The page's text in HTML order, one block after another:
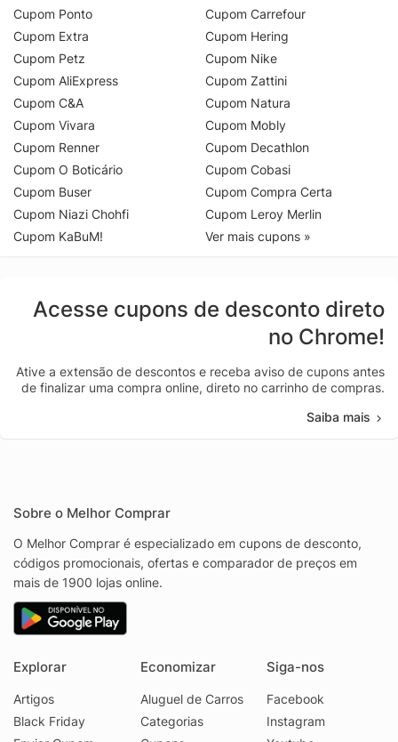
Cupom Ponto
Cupom Extra
Cupom Petz
Cupom AliExpress
Cupom C&A
Cupom Vivara
Cupom Renner
Cupom O Boticário
Cupom Buser
Cupom Niazi Chohfi
Cupom KaBuM!
Cupom Carrefour
Cupom Hering
Cupom Nike
Cupom Zattini
Cupom Natura
Cupom Mobly
Cupom Decathlon
Cupom Cobasi
Cupom Compra Certa
Cupom Leroy Merlin
Ver mais cupons »
Acesse cupons de desconto direto
no Chrome!
Ative a extensão de descontos e receba aviso de cupons antes
de finalizar uma compra online, direto no carrinho de compras.
Saiba mais
Sobre o Melhor Comprar
O Melhor Comprar é especializado em cupons de desconto,
códigos promocionais, ofertas e comparador de preços em
mais de 1900 lojas online.
Explorar
Artigos
Black Friday
Economizar
Aluguel de Carros
Categorias
Siga-nos
Facebook
Instagram